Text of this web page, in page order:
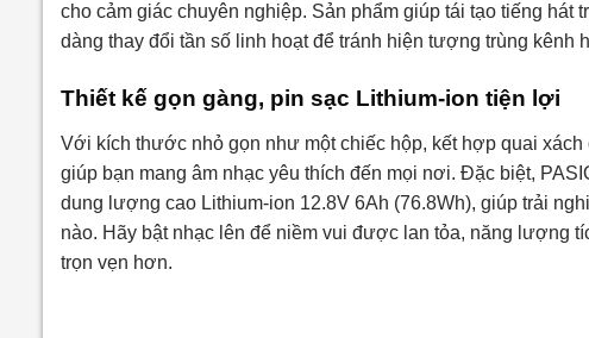
cho cảm giác chuyên nghiệp. Sản phẩm giúp tái tạo tiếng hát
dàng thay đổi tần số linh hoạt để tránh hiện tượng trùng kênh
Thiết kế gọn gàng, pin sạc Lithium-ion tiện lợi
Với kích thước nhỏ gọn như một chiếc hộp, kết hợp quai
giúp bạn mang âm nhạc yêu thích đến mọi nơi. Đặc biệt,
dung lượng cao Lithium-ion 12.8V 6Ah (76.8Wh), giúp trải
nào. Hãy bật nhạc lên để niềm vui được lan tỏa, năng lượng
trọn vẹn hơn.